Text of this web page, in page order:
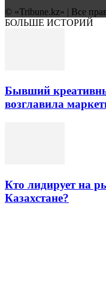
© «Tribune.kz» | Все
БОЛЬШЕ ИСТОРИЙ
Бывший
возглавила
Кто лидирует на
Казахстане?